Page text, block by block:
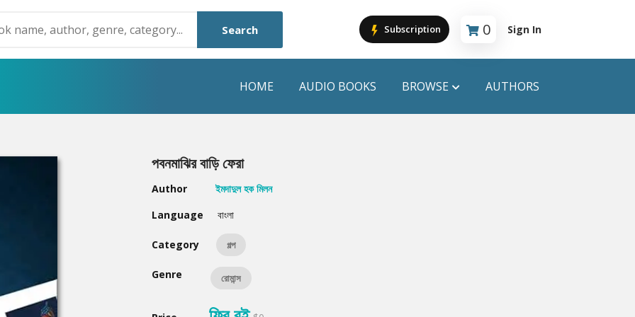
Search Subscription 0
Cart is empty
Sign In
HOME AUDIO BOOKS BROWSE
Humayun Ahmed
Mouri Morium
Hot & New
AUTHORS
পবনমাঝির বাড়ি ফেরা
Author
ইমদাদুল হক মিলন
Language
বাংলা
Category গল্প
Genre রোমান্স